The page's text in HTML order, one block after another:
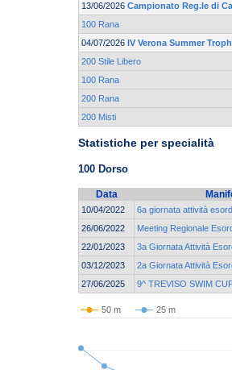
13/06/2026 Campionato Reg.le di
100 Rana
04/07/2026 IV Verona Summer
200 Stile Libero
100 Rana
200 Rana
200 Misti
Statistiche per specialità
100 Dorso
Data
10/04/2022
6a giornata attività
26/06/2022
Meeting Regionale
22/01/2023
3a Giornata Attività
03/12/2023
2a Giornata Attività
27/06/2025
9^ TREVISO SWIM
50 m 25 m